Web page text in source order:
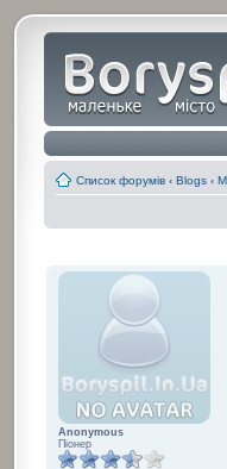
Список форумів ‹ Blogs ‹
Anonymous
Піонер